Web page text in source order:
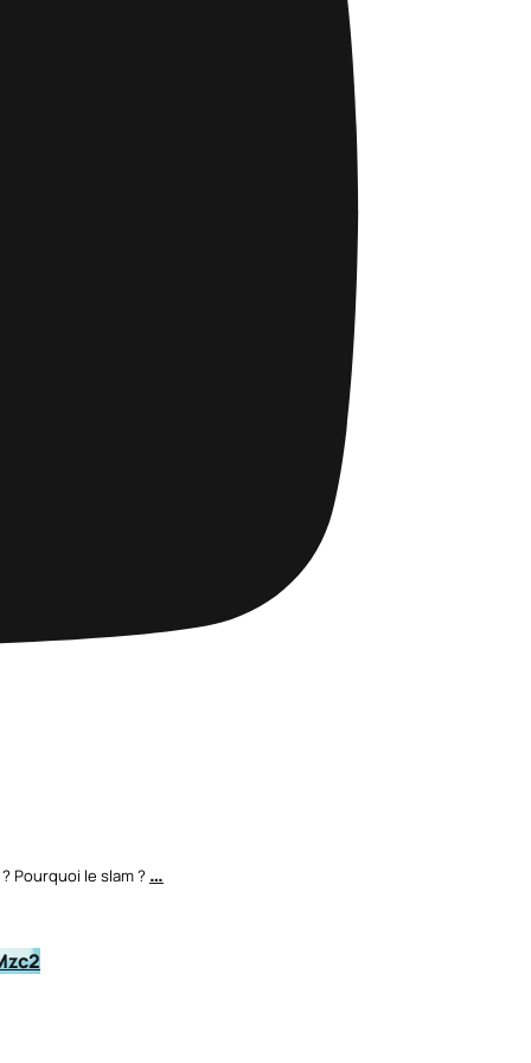
Pourquoi le slam ? …